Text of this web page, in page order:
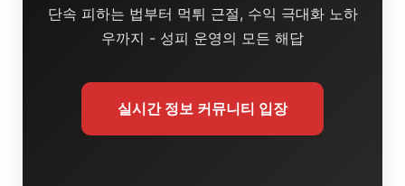
단속 피하는 법부터 먹튀 근절, 수익 극대화 노하
우까지 - 성피 운영의 모든 해답
실시간 정보 커뮤니티 입장